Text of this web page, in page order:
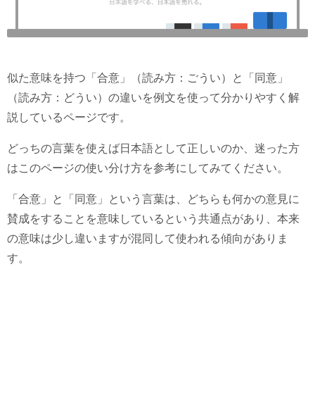
似た意味を持つ「合意」（読み方：ごうい）と「同意」
（読み方：どうい）の違いを例文を使って分かりやすく解
説しているページです。
どっちの言葉を使えば日本語として正しいのか、迷った方
はこのページの使い分け方を参考にしてみてください。
「合意」と「同意」という言葉は、どちらも何かの意見に
賛成をすることを意味しているという共通点があり、本来
の意味は少し違いますが混同して使われる傾向がありま
す。